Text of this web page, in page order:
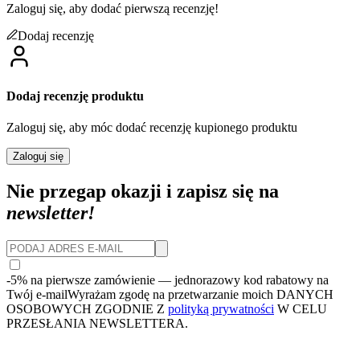
Zaloguj się, aby dodać pierwszą recenzję!
Dodaj recenzję
Dodaj recenzję produktu
Zaloguj się, aby móc dodać recenzję kupionego produktu
Zaloguj się
Nie przegap okazji i zapisz się na
newsletter!
-5% na pierwsze zamówienie — jednorazowy kod rabatowy na
Twój e-mailWyrażam zgodę na przetwarzanie moich DANYCH
OSOBOWYCH ZGODNIE Z polityką prywatności W CELU
PRZESŁANIA NEWSLETTERA.